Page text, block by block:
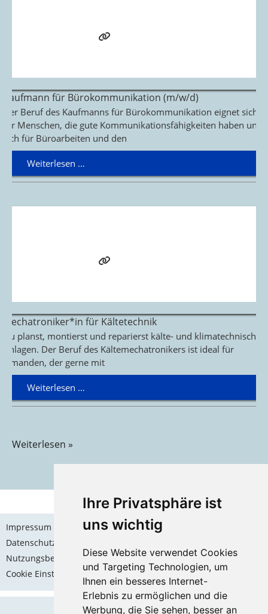
Ihre Privatsphäre ist
uns wichtig
Diese Website verwendet Cookies
und Targeting Technologien, um
Ihnen ein besseres Internet-
Erlebnis zu ermöglichen und die
Werbung, die Sie sehen, besser an
Kaufmann für Bürokommunikation (m/w/d)
Der Beruf des Kaufmanns für Bürokommunikation eignet sich
für Menschen, die gute Kommunikationsfähigkeiten haben und
sich für Büroarbeiten und den
Weiterlesen …
Mechatroniker*in für Kältetechnik
Du planst, montierst und reparierst kälte- und klimatechnische
Anlagen. Der Beruf des Kältemechatronikers ist ideal für
jemanden, der gerne mit
Weiterlesen …
Weiterlesen »
Impressum
Datenschutz
Nutzungsbedingungen
Cookie Einstellungen